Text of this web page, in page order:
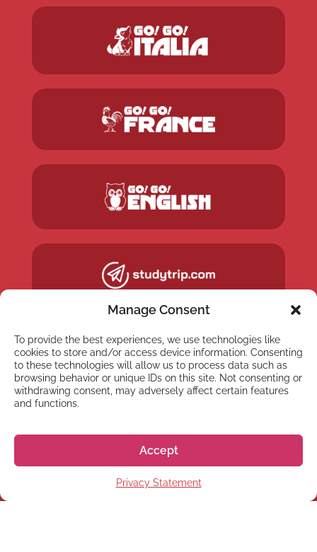
Manage Consent
To provide the best experiences, we use technologies like
cookies to store and/or access device information. Consenting
to these technologies will allow us to process data such as
browsing behavior or unique IDs on this site. Not consenting or
withdrawing consent, may adversely affect certain features
and functions.
Accept
Privacy Statement
NEWSLETTER
Registrati alla nostra